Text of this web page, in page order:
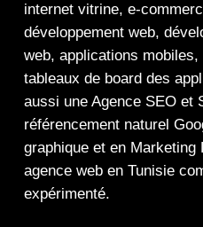
internet vitrine, e-
développement web,
web, applications mobiles,
tableaux de board des
aussi une Agence SEOet
référencement naturel
graphiqueet en Marketing
agence web en Tunisie
expérimenté.